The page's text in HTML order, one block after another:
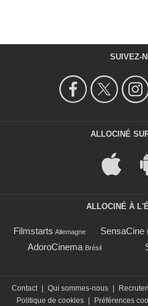
SUIVEZ-
ALLOCINÉ
ALLOCINÉ À
Filmstarts Allemagne SensaCine
AdoroCinema Brésil
Contact | Qui sommes-nous |
Politique de cookies | Préférences